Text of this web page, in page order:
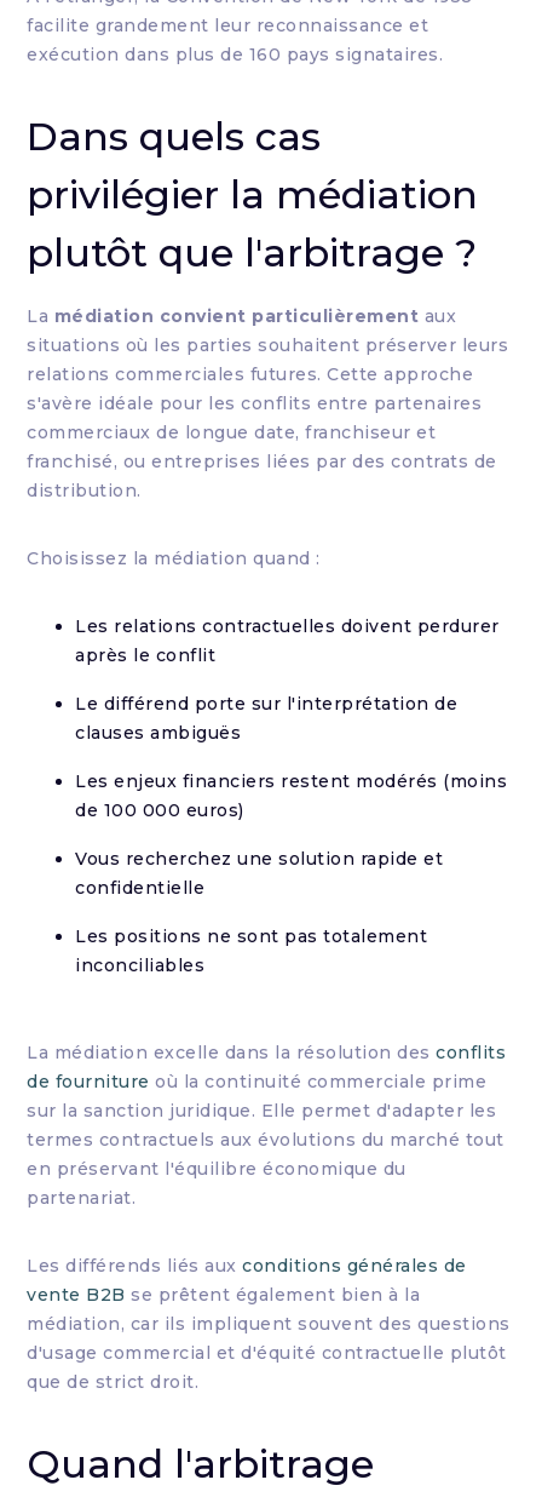
facilite grandement leur reconnaissance et
exécution dans plus de 160 pays signataires.
Dans quels cas
privilégier la médiation
plutôt que l'arbitrage ?
La médiation convient particulièrement aux
situations où les parties souhaitent préserver leurs
relations commerciales futures. Cette approche
s'avère idéale pour les conflits entre partenaires
commerciaux de longue date, franchiseur et
franchisé, ou entreprises liées par des contrats de
distribution.
Choisissez la médiation quand :
Les relations contractuelles doivent perdurer
après le conflit
Le différend porte sur l'interprétation de
clauses ambiguës
Les enjeux financiers restent modérés (moins
de 100 000 euros)
Vous recherchez une solution rapide et
confidentielle
Les positions ne sont pas totalement
inconciliables
La médiation excelle dans la résolution desconflits
de fourniture où la continuité commerciale prime
sur la sanction juridique. Elle permet d'adapter les
termes contractuels aux évolutions du marché tout
en préservant l'équilibre économique du
partenariat.
Les différends liés auxconditions générales de
vente B2B se prêtent également bien à la
médiation, car ils impliquent souvent des questions
d'usage commercial et d'équité contractuelle plutôt
que de strict droit.
Quand l'arbitrage